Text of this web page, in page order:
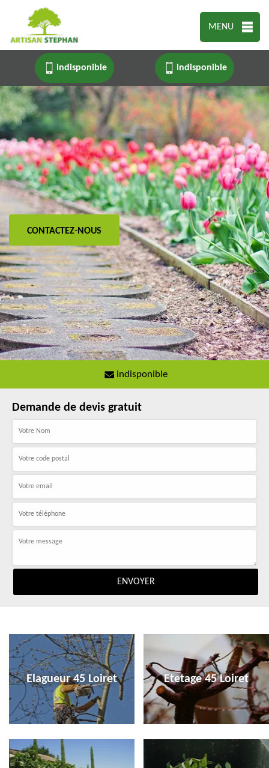
MENU
indisponible indisponible
CONTACTEZ-NOUS
indisponible
Demande de devis gratuit
Elagueur 45 Loiret Etetage 45 Loiret